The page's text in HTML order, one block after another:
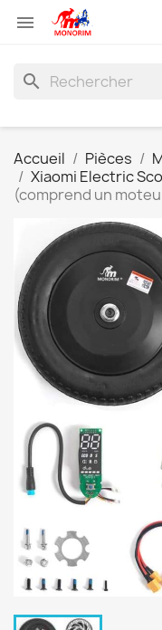

search
Accueil Pièces
Xiaomi Electric
(comprend un